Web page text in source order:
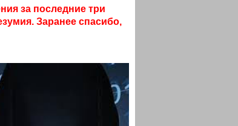
за последние три
Заранее спасибо,